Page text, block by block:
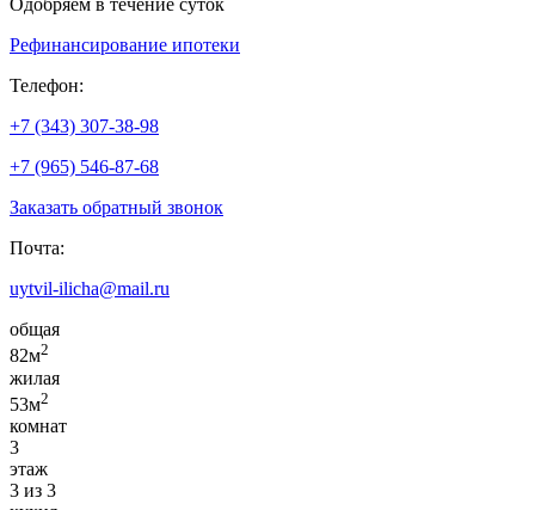
Одобряем в течение суток
Рефинансирование ипотеки
Телефон:
+7 (343) 307-38-98
+7 (965) 546-87-68
Заказать обратный звонок
Почта:
uytvil-ilicha@mail.ru
общая
82м2
жилая
53м2
комнат
3
этаж
3 из 3